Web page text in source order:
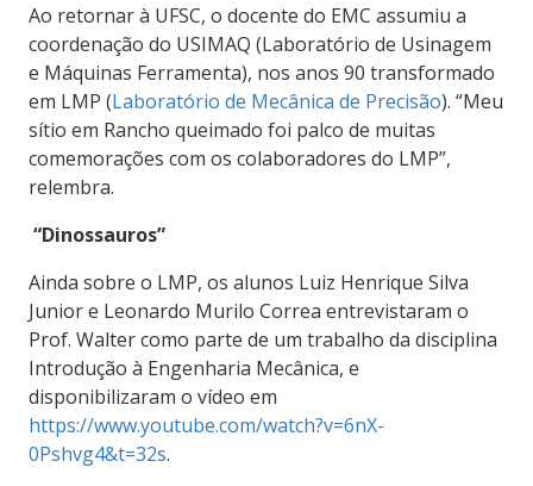
Ao retornar à UFSC, o docente do EMC assumiu a
coordenação do USIMAQ (Laboratório de Usinagem
e Máquinas Ferramenta), nos anos 90 transformado
em LMP (Laboratório de Mecânica de Precisão). “Meu
sítio em Rancho queimado foi palco de muitas
comemorações com os colaboradores do LMP”,
relembra.
“Dinossauros”
Ainda sobre o LMP, os alunos Luiz Henrique Silva
Junior e Leonardo Murilo Correa entrevistaram o
Prof. Walter como parte de um trabalho da disciplina
Introdução à Engenharia Mecânica, e
disponibilizaram o vídeo em
https://www.youtube.com/watch?v=6nX-
0Pshvg4&t=32s.